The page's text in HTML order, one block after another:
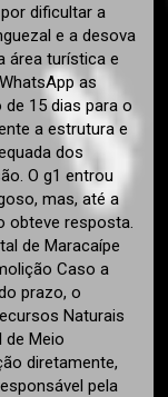
dificultar a
e a desova
área turística e
as
15 dias para o
a estrutura e
dos
O g1 entrou
mas, até a
obteve resposta.
de Maracaípe
Caso a
prazo, o
Naturais
de Meio
diretamente,
pela